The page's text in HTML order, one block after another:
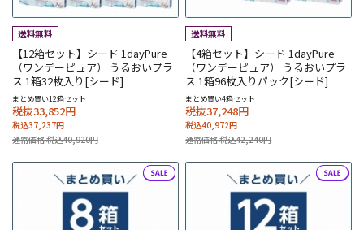
【12箱セット】シード 1dayPure
（ワンデーピュア） うるおいプラ
ス 1箱32枚入り[シード]
まとめ買い12箱セット
税抜33,852円
税込37,237円
通常価格 税込40,920円
【4箱セット】シード 1dayPure
（ワンデーピュア） うるおいプラ
ス 1箱96枚入りパック[シード]
まとめ買い4箱セット
税抜37,248円
税込40,972円
通常価格 税込42,240円